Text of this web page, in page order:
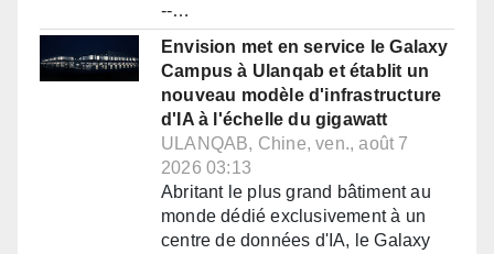
--…
Envision met en service le Galaxy
Campus à Ulanqab et établit un
nouveau modèle d'infrastructure
d'IA à l'échelle du gigawatt
ULANQAB, Chine, ven., août 7
2026 03:13
Abritant le plus grand bâtiment au
monde dédié exclusivement à un
centre de données d'IA, le Galaxy